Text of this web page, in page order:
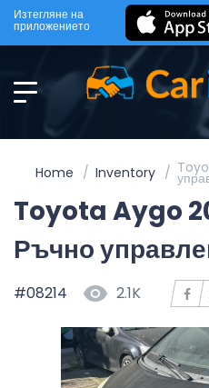
Изтегляне на
приложението
Home Inventory
Toyota Aygo
Ръчно
#08214 2.1K